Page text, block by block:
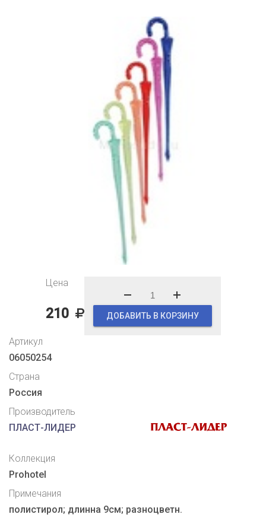
Цена
210 ДОБАВИТЬ В КОРЗИНУ
Артикул
06050254
Страна
Россия
Производитель
ПЛАСТ-ЛИДЕР
Коллекция
Prohotel
Примечания
полистирол; длинна 9см; разноцветн.